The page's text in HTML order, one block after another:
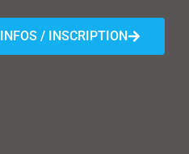
INFOS / INSCRIPTION